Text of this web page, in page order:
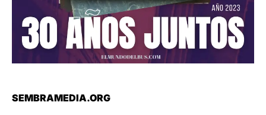
SEMBRAMEDIA.ORG